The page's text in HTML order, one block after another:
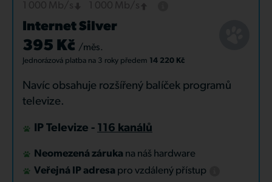
Internet Silver
395 Kč /měs.
Jednorázová platba na 3 roky předem 14 220 Kč
Navíc obsahuje rozšířený balíček programů
televize.
IP Televize - 116 kanálů
Neomezená záruka na náš hardware
Veřejná IP adresa pro vzdálený přístup